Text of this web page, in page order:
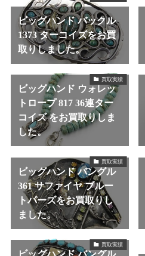
ビッグハンド バックル
1373 ターコイズをお買
取りしました。
買取実績
ビッグハンド ウォレッ
トロープ 817 36連ター
コイズ をお買取りしま
した。
買取実績
ビッグハンド バングル
361 サファイヤ ブルー
トパーズをお買取りし
ました。
買取実績